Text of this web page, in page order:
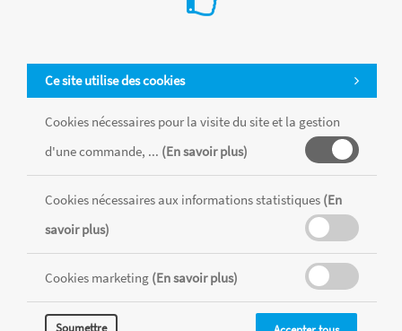
Ce site utilise des cookies
Cookies nécessaires pour la visite du site et la gestion
d'une commande, ... (En savoir plus)
Cookies nécessaires aux informations statistiques (En
savoir plus)
Cookies marketing (En savoir plus)
Soumettre
Tous les produits sont vendus dans la limite des stocks disponibles de
chaque magasin, toutes taxes comprises.
CONDITIONS GÉNÉRALES